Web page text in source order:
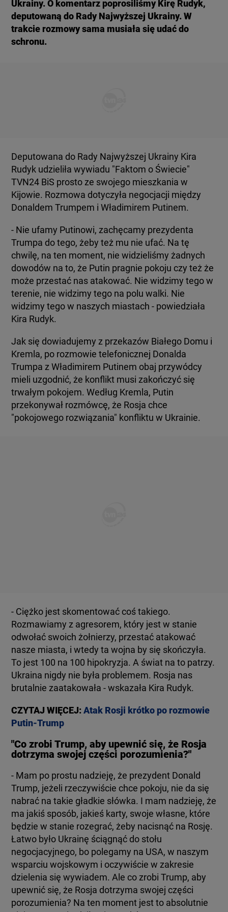
Ukrainy. O komentarz poprosiliśmy Kirę Rudyk,
deputowaną do Rady Najwyższej Ukrainy. W
trakcie rozmowy sama musiała się udać do
schronu.
Deputowana do Rady Najwyższej Ukrainy Kira
Rudyk udzieliła wywiadu "Faktom o Świecie"
TVN24 BiS prosto ze swojego mieszkania w
Kijowie. Rozmowa dotyczyła negocjacji między
Donaldem Trumpem i Władimirem Putinem.
- Nie ufamy Putinowi, zachęcamy prezydenta
Trumpa do tego, żeby też mu nie ufać. Na tę
chwilę, na ten moment, nie widzieliśmy żadnych
dowodów na to, że Putin pragnie pokoju czy też że
może przestać nas atakować. Nie widzimy tego w
terenie, nie widzimy tego na polu walki. Nie
widzimy tego w naszych miastach - powiedziała
Kira Rudyk.
Jak się dowiadujemy z przekazów Białego Domu i
Kremla, po rozmowie telefonicznej Donalda
Trumpa z Władimirem Putinem obaj przywódcy
mieli uzgodnić, że konflikt musi zakończyć się
trwałym pokojem. Według Kremla, Putin
przekonywał rozmówcę, że Rosja chce
"pokojowego rozwiązania" konfliktu w Ukrainie.
- Ciężko jest skomentować coś takiego.
Rozmawiamy z agresorem, który jest w stanie
odwołać swoich żołnierzy, przestać atakować
nasze miasta, i wtedy ta wojna by się skończyła.
To jest 100 na 100 hipokryzja. A świat na to patrzy.
Ukraina nigdy nie była problemem. Rosja nas
brutalnie zaatakowała - wskazała Kira Rudyk.
CZYTAJ WIĘCEJ:Atak Rosji krótko po rozmowie
Putin-Trump
"Co zrobi Trump, aby upewnić się, że Rosja
dotrzyma swojej części porozumienia?"
- Mam po prostu nadzieję, że prezydent Donald
Trump, jeżeli rzeczywiście chce pokoju, nie da się
nabrać na takie gładkie słówka. I mam nadzieję, że
ma jakiś sposób, jakieś karty, swoje własne, które
będzie w stanie rozegrać, żeby nacisnąć na Rosję.
Łatwo było Ukrainę ściągnąć do stołu
negocjacyjnego, bo polegamy na USA, w naszym
wsparciu wojskowym i oczywiście w zakresie
dzielenia się wywiadem. Ale co zrobi Trump, aby
upewnić się, że Rosja dotrzyma swojej części
porozumienia? Na ten moment jest to absolutnie